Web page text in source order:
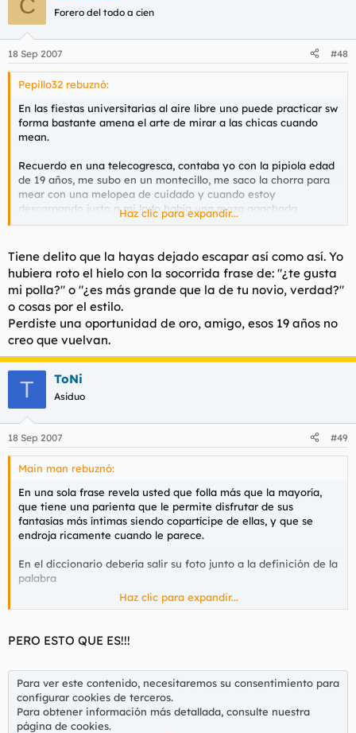
C Forero del todo a cien
18 Sep 2007 #48
Pepillo32 rebuznó:
En las fiestas universitarias al aire libre uno puede practicar sw
forma bastante amena el arte de mirar a las chicas cuando
mean.
Recuerdo en una telecogresca, contaba yo con la pipiola edad
de 19 años, me subo en un montecillo, me saco la chorra para
mear con una melopea de cuidado y cuando estoy
descargando justo a mi lado había una moza agachada
haciendo lo propio.
Solo se me ocurrió decir: "Buenas noches"
Ella me respondió "Buenas noches"
Estábamos muy cerca los dos por eso.
Ella terminó antes que yo, y para cuando pude seguirla ya
estaba encontrándose con su chorbo.
Pero bueno fué un instante freak.
Haz clic para expandir...
Tiene delito que la hayas dejado escapar así como así. Yo
hubiera roto el hielo con la socorrida frase de: "¿te gusta
mi polla?" o "¿es más grande que la de tu novio, verdad?"
o cosas por el estilo.
Perdiste una oportunidad de oro, amigo, esos 19 años no
creo que vuelvan.
T ToNi
Asiduo
18 Sep 2007 #49
Main man rebuznó:
En una sola frase revela usted que folla más que la mayoría,
que tiene una parienta que le permite disfrutar de sus
fantasías más íntimas siendo copartícipe de ellas, y que se
endroja ricamente cuando le parece.
En el diccionario debería salir su foto junto a la definición de la
palabra
JEFE
Haz clic para expandir...
PERO ESTO QUE ES!!!
Para ver este contenido, necesitaremos su consentimiento para
configurar cookies de terceros.
Para obtener información más detallada, consulte nuestra
página de cookies.